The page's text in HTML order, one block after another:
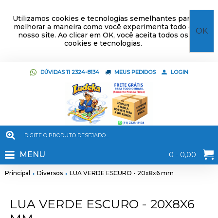
Utilizamos cookies e tecnologias semelhantes para
melhorar a maneira como você experimenta todo o
nosso site. Ao clicar em OK, você aceita todos os
cookies e tecnologias.
OK
DÚVIDAS 11 2324-8134 MEUS PEDIDOS LOGIN
0 - 0,00
MENU
Principal Diversos LUA VERDE ESCURO - 20x8x6 mm
LUA VERDE ESCURO - 20X8X6